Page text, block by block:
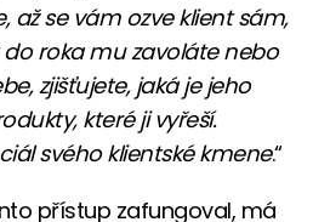
až se vám ozve klient sám,
roka mu zavoláte nebo
zjišťujete, jaká je jeho
které ji vyřeší.
svého klientské kmene.“
přístup zafungoval, má